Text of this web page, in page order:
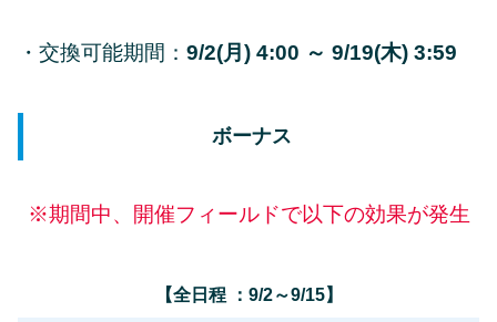
・交換可能期間： 9/2(月) 4:00 ～ 9/19(木) 3:59
ボーナス
※期間中、開催フィールドで以下の効果が発生
【全日程 ：9/2～9/15】